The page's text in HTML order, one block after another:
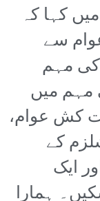
کہا کہ
سے
کی مہم
مہم میں
کش عوام،
کے
ایک
ہمارا